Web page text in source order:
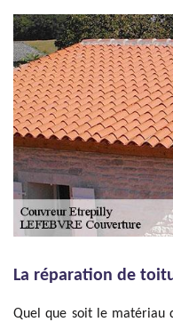
La réparation de
Quel que soit le